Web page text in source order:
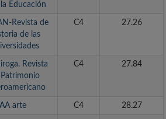
Educación
Revista de
de las
C4 27.26
Revista
C4 27.84
arte C4 28.27